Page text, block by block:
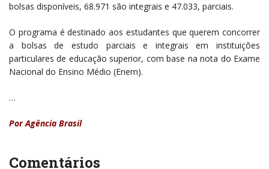
bolsas disponíveis, 68.971 são integrais e 47.033, parciais.
O programa é destinado aos estudantes que querem concorrer
a bolsas de estudo parciais e integrais em instituições
particulares de educação superior, com base na nota do Exame
Nacional do Ensino Médio (Enem).
…
Por Agência Brasil
Comentários